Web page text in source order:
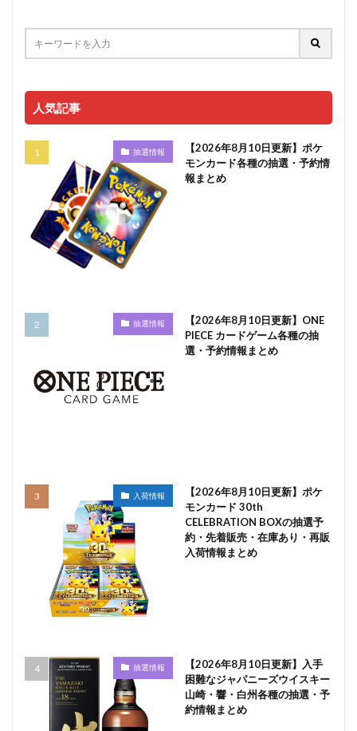
人気記事
抽選情報
【2026年8月10日更新】ポケ
モンカード各種の抽選・予約情
報まとめ
抽選情報
【2026年8月10日更新】ONE
PIECE カードゲーム各種の抽
選・予約情報まとめ
入荷情報
【2026年8月10日更新】ポケ
モンカード 30th
CELEBRATION BOXの抽選予
約・先着販売・在庫あり・再販
入荷情報まとめ
抽選情報
【2026年8月10日更新】入手
困難なジャパニーズウイスキー
山崎・響・白州各種の抽選・予
約情報まとめ